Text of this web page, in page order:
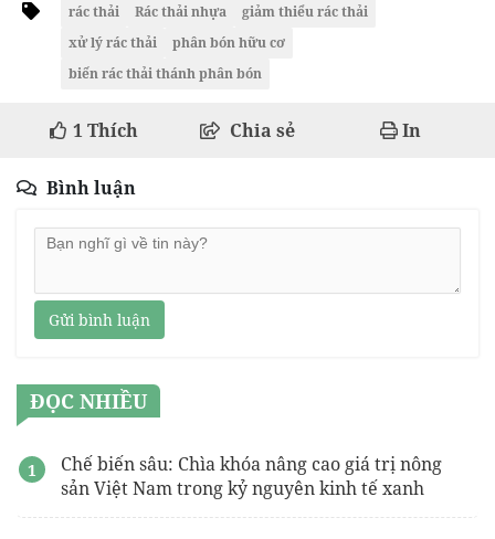
rác thải Rác thải nhựa
giảm thiểu rác thải
xử lý rác thải
phân bón hữu cơ
biến rác thải thánh phân bón
1 Thích Chia sẻ In
Bình luận
Gửi bình luận
ĐỌC NHIỀU
Chế biến sâu: Chìa khóa nâng cao giá trị nông
sản Việt Nam trong kỷ nguyên kinh tế xanh